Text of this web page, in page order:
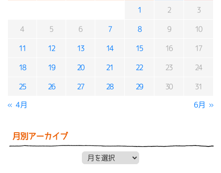
1 2 3
4 5 6 7 8 9 10
11 12 13 14 15 16 17
18 19 20 21 22 23 24
25 26 27 28 29 30 31
« 4月 6月 »
月別アーカイブ